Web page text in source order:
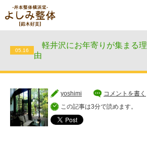
05.16
軽井沢にお年寄りが集まる理
由
yoshimi
コメントを書く
この記事は3分で読めます。